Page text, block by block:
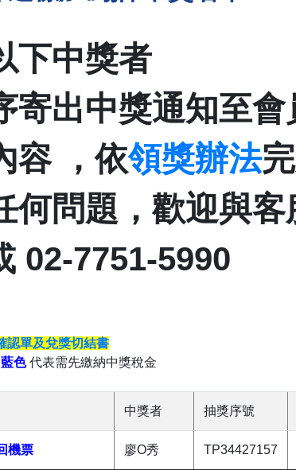
下中獎者
寄出中獎通知至
容 ，依領獎辦法
何問題，歡迎與
02-7751-5990
認單及兌獎切結書
藍色代表需先繳納中獎稅金
中獎者 抽獎序號
機票 廖O秀 TP34427157